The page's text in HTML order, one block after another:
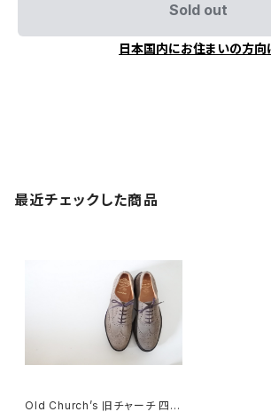
Sold out
日本国内にお住まいの方向
最近チェックした商品
Old Church’s 旧チャーチ 四都